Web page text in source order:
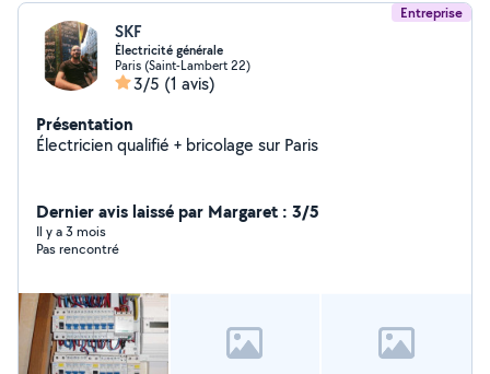
Entreprise
SKF
Électricité générale
Paris (Saint-Lambert 22)
3/5 (1 avis)
Présentation
Électricien qualifié + bricolage sur Paris
Dernier avis laissé par Margaret : 3/5
Il y a 3 mois
Pas rencontré